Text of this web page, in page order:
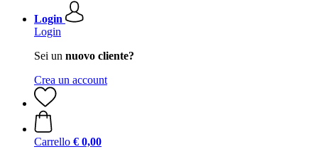
Login
Login
Sei un nuovo cliente?
Crea un account
Carrello € 0,00